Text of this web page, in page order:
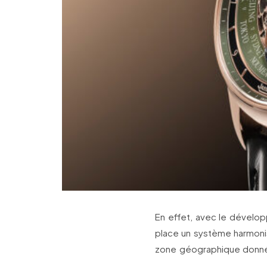
En effet, avec le
place un système
zone géographique